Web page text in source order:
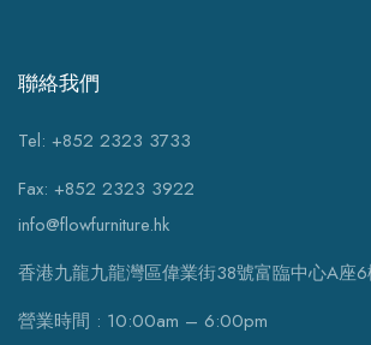
聯絡我們
Tel: +852 2323 3733
Fax: +852 2323 3922
info@flowfurniture.hk
香港九龍九龍灣區偉業街38號富臨中心A座6
營業時間 : 10:00am – 6:00pm